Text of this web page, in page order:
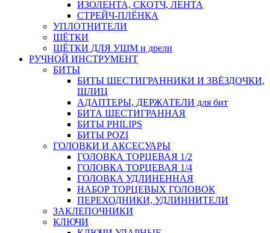
ИЗОЛЕНТА, СКОТЧ, ЛЕНТА
СТРЕЙЧ-ПЛЁНКА
УПЛОТНИТЕЛИ
ЩЁТКИ
ЩЁТКИ ДЛЯ УШМ и дрели
РУЧНОЙ ИНСТРУМЕНТ
БИТЫ
БИТЫ ШЕСТИГРАННИКИ И ЗВЁЗДОЧКИ,
ШЛИЦ
АДАПТЕРЫ, ДЕРЖАТЕЛИ для бит
БИТА ШЕСТИГРАННАЯ
БИТЫ PHILIPS
БИТЫ POZI
ГОЛОВКИ И АКСЕСУАРЫ
ГОЛОВКА ТОРЦЕВАЯ 1/2
ГОЛОВКА ТОРЦЕВАЯ 1/4
ГОЛОВКА УДЛИНЕННАЯ
НАБОР ТОРЦЕВЫХ ГОЛОВОК
ПЕРЕХОДНИКИ, УДЛИННИТЕЛИ
ЗАКЛЕПОЧНИКИ
КЛЮЧИ